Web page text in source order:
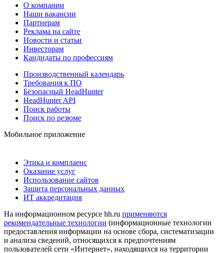
О компании
Наши вакансии
Партнерам
Реклама на сайте
Новости и статьи
Инвесторам
Кандидаты по профессиям
Производственный календарь
Требования к ПО
Безопасный HeadHunter
HeadHunter API
Поиск работы
Поиск по резюме
Мобильное приложение
Этика и комплаенс
Оказание услуг
Использование сайтов
Защита персональных данных
ИТ аккредитация
На информационном ресурсе hh.ru применяются
рекомендательные технологии (информационные технологии
предоставления информации на основе сбора, систематизации
и анализа сведений, относящихся к предпочтениям
пользователей сети «Интернет», находящихся на территории